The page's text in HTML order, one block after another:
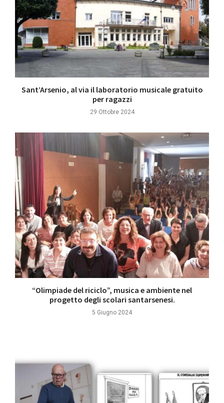
Sant’Arsenio, al via il laboratorio musicale gratuito
per ragazzi
29 Ottobre 2024
“Olimpiade del riciclo”, musica e ambiente nel
progetto degli scolari santarsenesi.
5 Giugno 2024